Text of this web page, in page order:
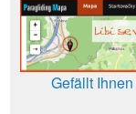
Gefällt